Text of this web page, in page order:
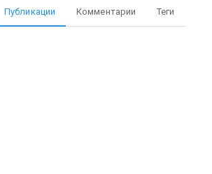
Публикации Комментарии Теги